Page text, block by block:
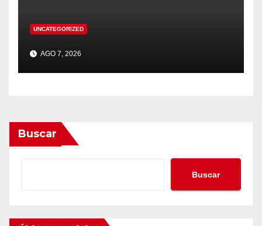
UNCATEGORIZED
AGO 7, 2026
Buscar
Buscar